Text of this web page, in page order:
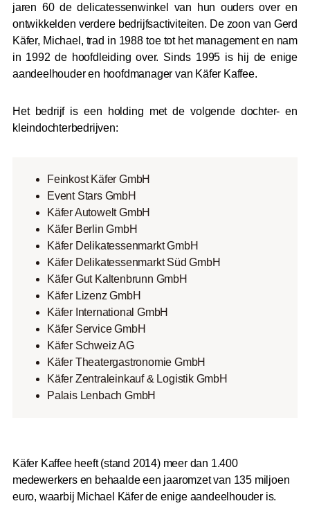
jaren 60 de delicatessenwinkel van hun ouders over en
ontwikkelden verdere bedrijfsactiviteiten. De zoon van Gerd
Käfer, Michael, trad in 1988 toe tot het management en nam
in 1992 de hoofdleiding over. Sinds 1995 is hij de enige
aandeelhouder en hoofdmanager van Käfer Kaffee.
Het bedrijf is een holding met de volgende dochter- en
kleindochterbedrijven:
Feinkost Käfer GmbH
Event Stars GmbH
Käfer Autowelt GmbH
Käfer Berlin GmbH
Käfer Delikatessenmarkt GmbH
Käfer Delikatessenmarkt Süd GmbH
Käfer Gut Kaltenbrunn GmbH
Käfer Lizenz GmbH
Käfer International GmbH
Käfer Service GmbH
Käfer Schweiz AG
Käfer Theatergastronomie GmbH
Käfer Zentraleinkauf & Logistik GmbH
Palais Lenbach GmbH
Käfer Kaffee heeft (stand 2014) meer dan 1.400
medewerkers en behaalde een jaaromzet van 135 miljoen
euro, waarbij Michael Käfer de enige aandeelhouder is.